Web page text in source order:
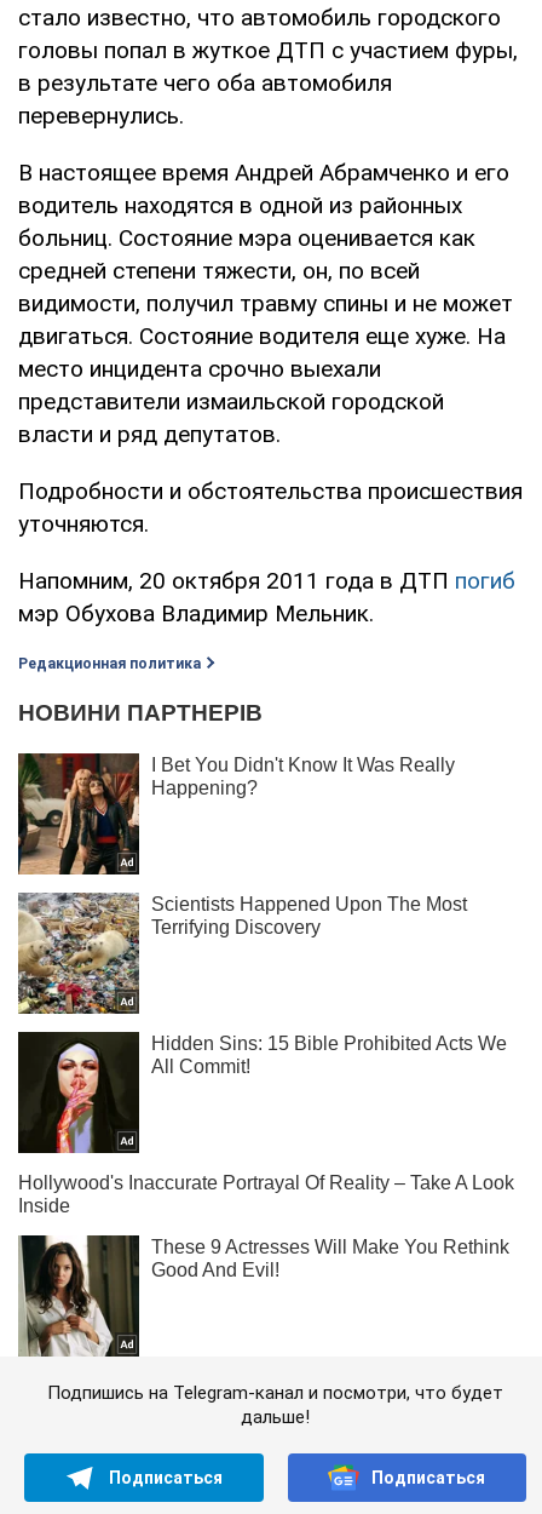
стало известно, что автомобиль городского
головы попал в жуткое ДТП с участием фуры,
в результате чего оба автомобиля
перевернулись.
В настоящее время Андрей Абрамченко и его
водитель находятся в одной из районных
больниц. Состояние мэра оценивается как
средней степени тяжести, он, по всей
видимости, получил травму спины и не может
двигаться. Состояние водителя еще хуже. На
место инцидента срочно выехали
представители измаильской городской
власти и ряд депутатов.
Подробности и обстоятельства происшествия
уточняются.
Напомним, 20 октября 2011 года в ДТП погиб
мэр Обухова Владимир Мельник.
Редакционная политика
Подпишись на Telegram-канал и посмотри, что будет
дальше!
Подписаться Подписаться